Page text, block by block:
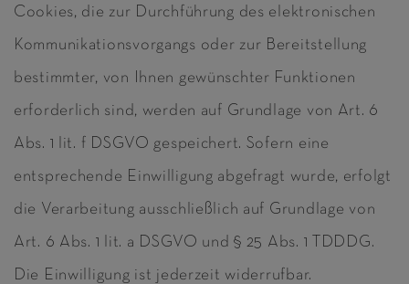
Cookies, die zur Durchführung des elektronischen
Kommunikationsvorgangs oder zur Bereitstellung
bestimmter, von Ihnen gewünschter Funktionen
erforderlich sind, werden auf Grundlage von Art. 6
Abs. 1 lit. f DSGVO gespeichert. Sofern eine
entsprechende Einwilligung abgefragt wurde, erfolgt
die Verarbeitung ausschließlich auf Grundlage von
Art. 6 Abs. 1 lit. a DSGVO und § 25 Abs. 1 TDDDG.
Die Einwilligung ist jederzeit widerrufbar.